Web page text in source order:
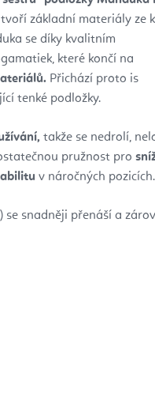
tvoří základní materiály ze
se díky kvalitním
které končí na
Přichází proto is
tenké podložky.
takže se nedrolí,
pružnost pro
v náročných pozicích.
snadněji přenáší a